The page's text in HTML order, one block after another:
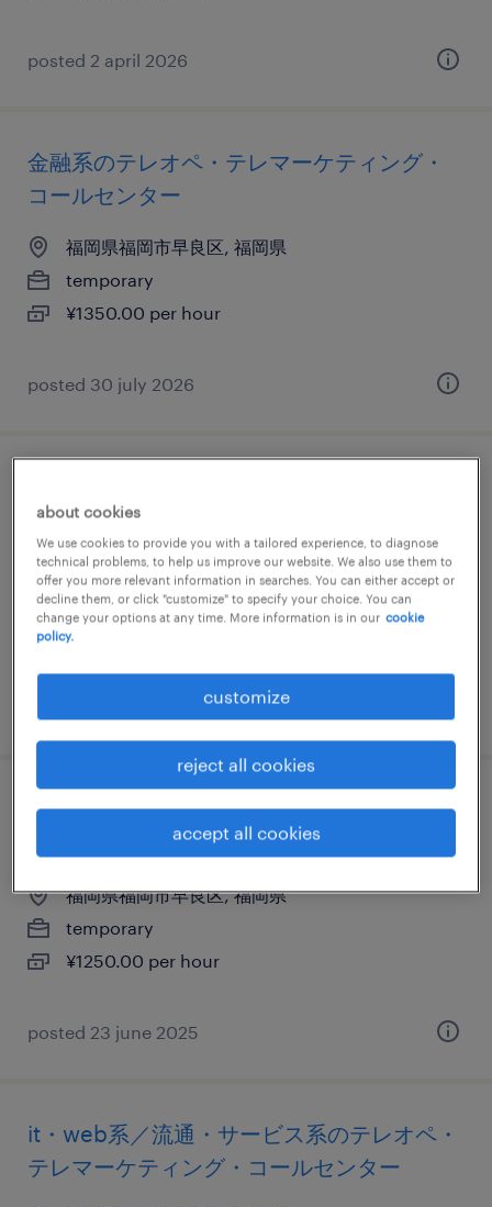
posted 2 april 2026
金融系のテレオペ・テレマーケティング・
コールセンター
福岡県福岡市早良区, 福岡県
temporary
¥1350.00 per hour
posted 30 july 2026
ティング・コールセンター
福岡県福岡市早良区, 福岡県
temporary
¥1400.00 per hour
posted 18 january 2026
流通・サービス系のテレオペ・テレマーケ
ティング・コールセンター
福岡県福岡市早良区, 福岡県
temporary
¥1250.00 per hour
posted 23 june 2025
it・web系／流通・サービス系のテレオペ・
テレマーケティング・コールセンター
about cookies
We use cookies to provide you with a tailored experience, to diagnose
technical problems, to help us improve our website. We also use them to
offer you more relevant information in searches. You can either accept or
decline them, or click "customize" to specify your choice. You can
change your options at any time. More information is in our cookie
policy.
customize
reject all cookies
accept all cookies